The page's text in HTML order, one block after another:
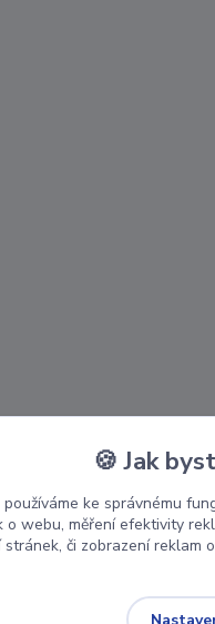
🍪 Jak
ke správnému
webu, měření efektivity
stránek, či zobrazení reklam